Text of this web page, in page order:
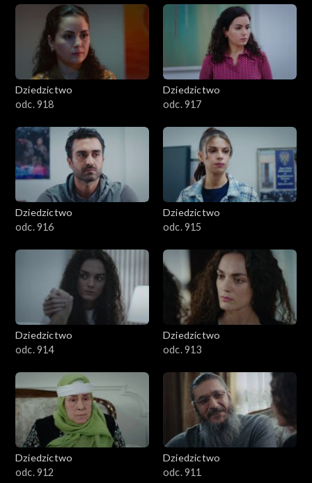
Dziedzictwo
odc. 918
Dziedzictwo
odc. 917
Dziedzictwo
odc. 916
Dziedzictwo
odc. 915
Dziedzictwo
odc. 914
Dziedzictwo
odc. 913
Dziedzictwo
odc. 912
Dziedzictwo
odc. 911